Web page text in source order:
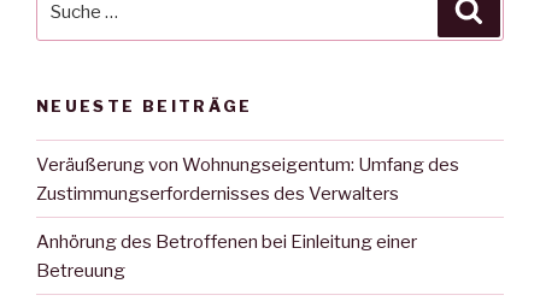
NEUESTE BEITRÄGE
Veräußerung von Wohnungseigentum: Umfang des
Zustimmungserfordernisses des Verwalters
Anhörung des Betroffenen bei Einleitung einer
Betreuung